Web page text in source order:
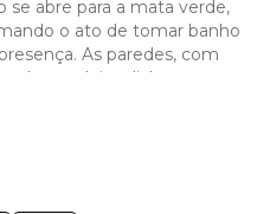
se abre para a mata verde,
o ato de tomar banho
As paredes, com
e madeira, dialogam
base rica e acolhedora.
por Ronaldo Veras
transformando o